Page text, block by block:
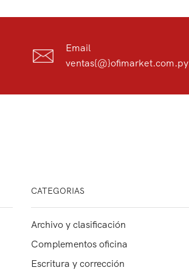
Email
ventas{@}ofimarket.com.py
CATEGORIAS
Archivo y clasificación
Complementos oficina
Escritura y corrección